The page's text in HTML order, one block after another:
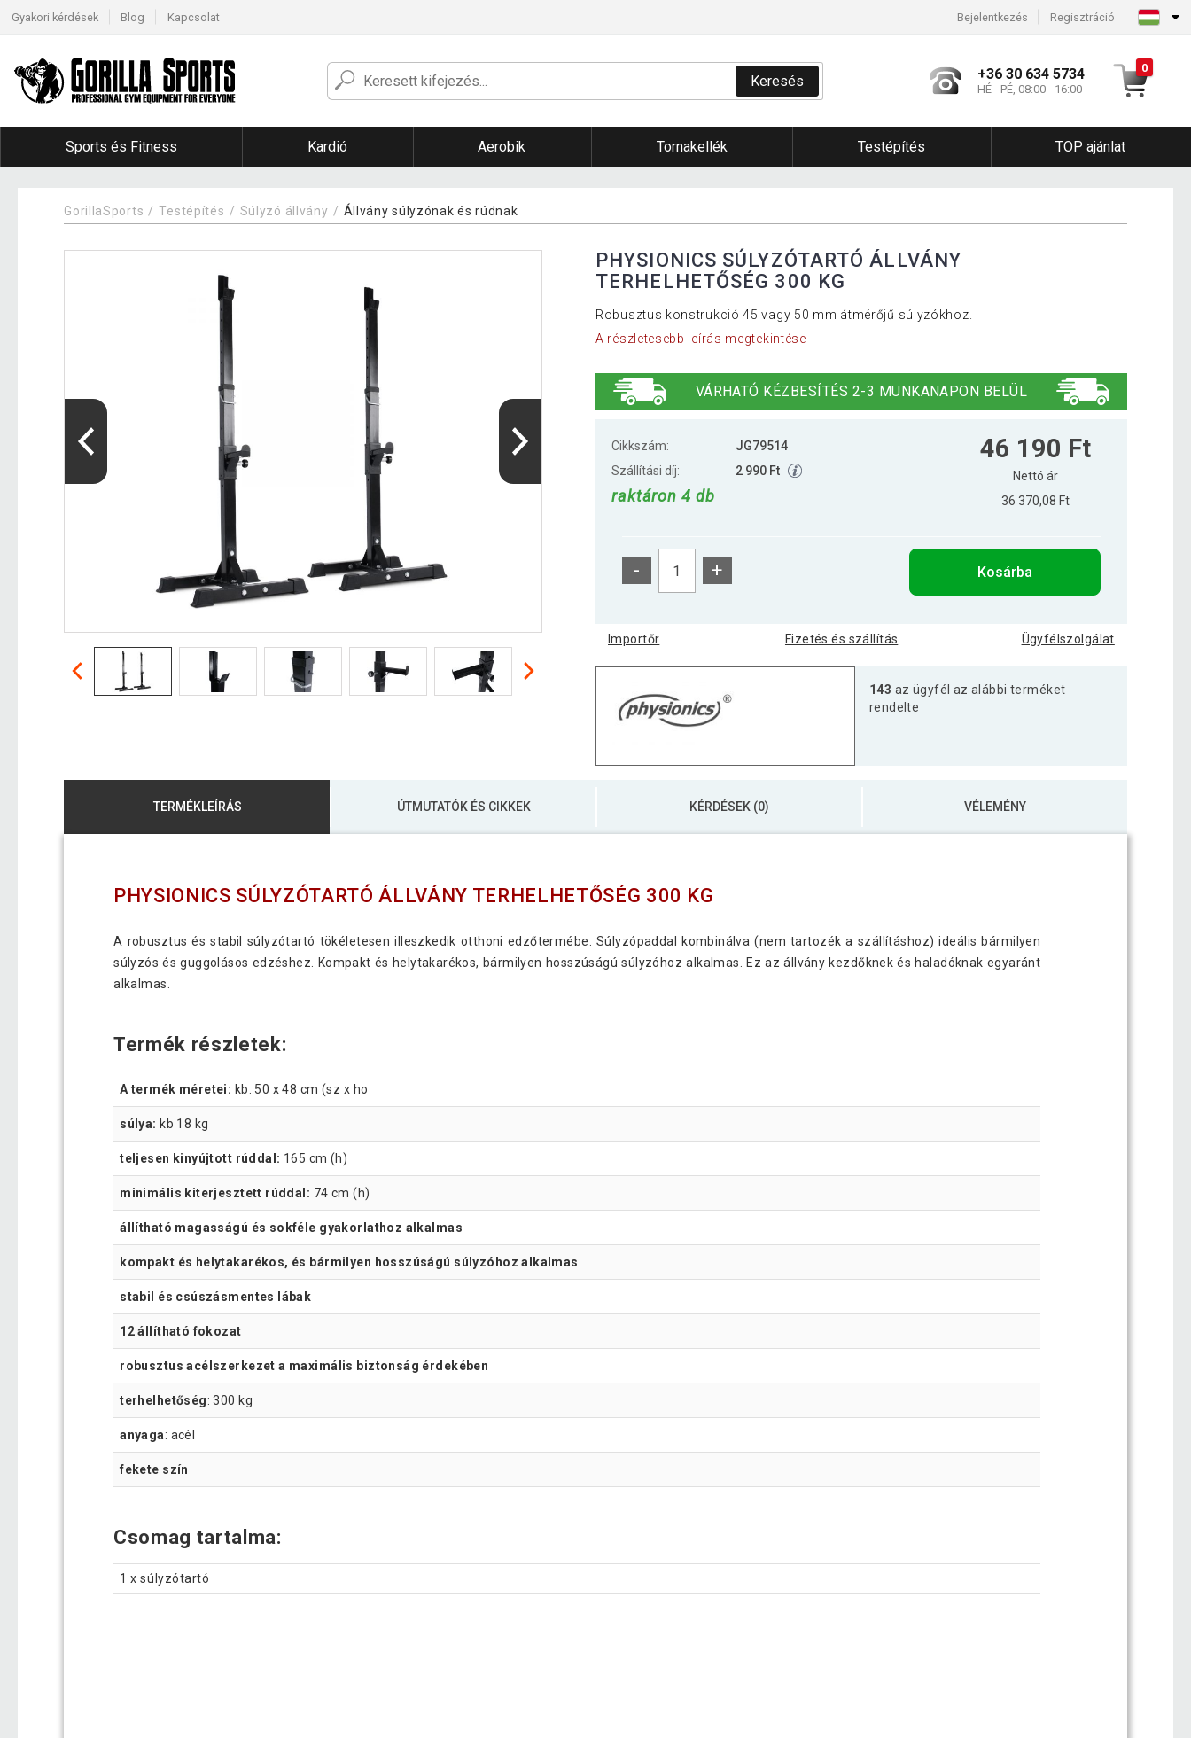
Gyakori kérdések Blog Kapcsolat Bejelentkezés Regisztráció
Keresés +36 30 634 5734
HÉ - PÉ, 08:00 - 16:00
0
Sports és Fitness Kardió Aerobik Tornakellék Testépítés TOP ajánlat
GorillaSports Testépítés Súlyzó állvány Állvány súlyzónak és rúdnak
PHYSIONICS SÚLYZÓTARTÓ ÁLLVÁNY
TERHELHETŐSÉG 300 KG
Robusztus konstrukció 45 vagy 50 mm átmérőjű súlyzókhoz.
A részletesebb leírás megtekintése
VÁRHATÓ KÉZBESÍTÉS 2-3 MUNKANAPON BELÜL
Cikkszám:
JG79514
Szállítási díj:
2 990 Ft
raktáron 4 db
46 190 Ft
Nettó ár
36 370,08 Ft
- + Kosárba
Importőr Fizetés és szállítás Ügyfélszolgálat
143 az ügyfél az alábbi terméket
rendelte
TERMÉKLEÍRÁS ÚTMUTATÓK ÉS CIKKEK KÉRDÉSEK (0) VÉLEMÉNY
PHYSIONICS SÚLYZÓTARTÓ ÁLLVÁNY TERHELHETŐSÉG 300 KG
A robusztus és stabil súlyzótartó tökéletesen illeszkedik otthoni edzőtermébe. Súlyzópaddal kombinálva (nem tartozék a szállításhoz) ideális bármilyen
súlyzós és guggolásos edzéshez. Kompakt és helytakarékos, bármilyen hosszúságú súlyzóhoz alkalmas. Ez az állvány kezdőknek és haladóknak egyaránt
alkalmas.
Termék részletek:
A termék méretei: kb. 50 x 48 cm (sz x ho
súlya: kb 18 kg
teljesen kinyújtott rúddal: 165 cm (h)
minimális kiterjesztett rúddal: 74 cm (h)
állítható magasságú és sokféle gyakorlathoz alkalmas
kompakt és helytakarékos, és bármilyen hosszúságú súlyzóhoz alkalmas
stabil és csúszásmentes lábak
12 állítható fokozat
robusztus acélszerkezet a maximális biztonság érdekében
terhelhetőség: 300 kg
anyaga: acél
fekete szín
Csomag tartalma:
1 x súlyzótartó